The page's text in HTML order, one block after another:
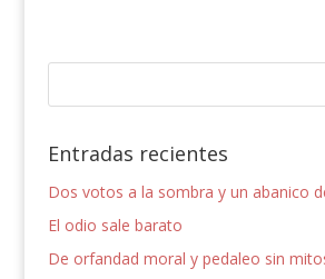
Entradas recientes
Dos votos a la sombra y un abanico
El odio sale barato
De orfandad moral y pedaleo sin